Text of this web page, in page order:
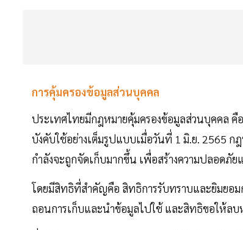
การคุ้มครองข้อมูลส่วนบุคคล
ประเทศไทยมีกฎหมายคุ้มครองข้อมูลส่วนบุคคล คือ
บังคับใช้อย่างเต็มรูปแบบเมื่อวันที่ 1 มิ.ย. 2565
กำลังจะถูกจัดเก็บมากขึ้น เพื่อสร้างความปลอดภั
โดยมีสิทธิที่สำคัญคือ สิทธิการรับทราบและยิมยอ
ถอนการเก็บและนำข้อมูลไปใช้ และสิทธิขอให้ลบ